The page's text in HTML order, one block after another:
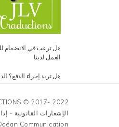
هل ترغب في الانضمام
العمل لدينا
هل تريد إجراء الدفع؟
الإشعارات القانونية -
Communication